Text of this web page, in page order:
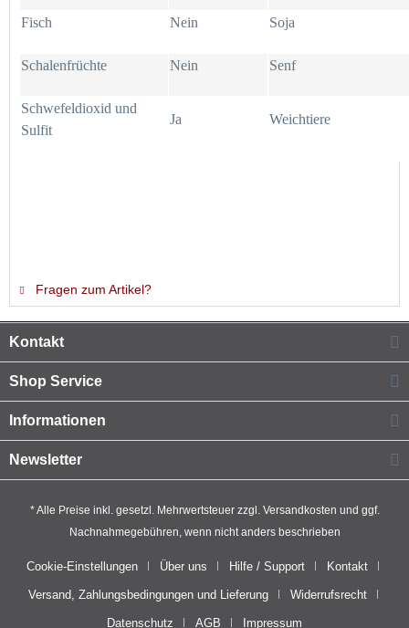
Fisch Nein Soja
Schalenfrüchte Nein Senf
Schwefeldioxid und
Sulfit
Ja Weichtiere
Fragen zum Artikel?
Kontakt
Shop Service
Informationen
Newsletter
* Alle Preise inkl. gesetzl. Mehrwertsteuer zzgl. Versandkosten und ggf.
Nachnahmegebühren, wenn nicht anders beschrieben
Cookie-Einstellungen Über uns Hilfe / Support Kontakt
Versand, Zahlungsbedingungen und Lieferung Widerrufsrecht
Datenschutz AGB Impressum